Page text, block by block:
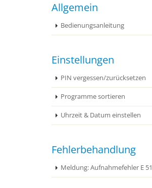
Allgemein
Bedienungsanleitung
Einstellungen
PIN vergessen/zurücksetzen
Programme sortieren
Uhrzeit & Datum einstellen
Fehlerbehandlung
Meldung: Aufnahmefehler E 51